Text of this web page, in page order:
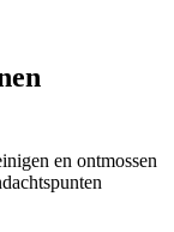
en ontmossen